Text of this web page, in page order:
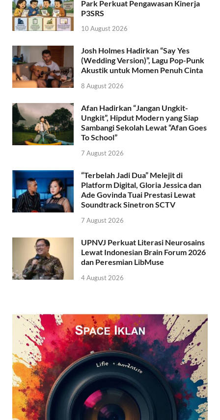
Park Perkuat Pengawasan Kinerja
P3SRS
10 August 2026
Josh Holmes Hadirkan “Say Yes
(Wedding Version)”, Lagu Pop-Punk
Akustik untuk Momen Penuh Cinta
8 August 2026
Afan Hadirkan “Jangan Ungkit-
Ungkit”, Hipdut Modern yang Siap
Sambangi Sekolah Lewat “Afan Goes
To School”
7 August 2026
“Terbelah Jadi Dua” Melejit di
Platform Digital, Gloria Jessica dan
Ade Govinda Tuai Prestasi Lewat
Soundtrack Sinetron SCTV
7 August 2026
UPNVJ Perkuat Literasi Neurosains
Lewat Indonesian Brain Forum 2026
dan Peresmian LibMuse
4 August 2026